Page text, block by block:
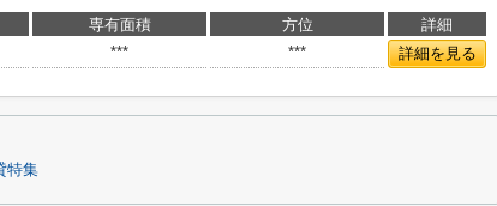
専有面積 方位
詳細
*** *** 詳細を見る
特集